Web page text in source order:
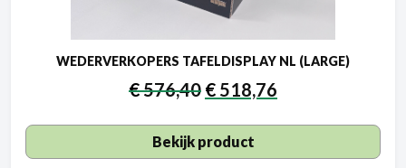
WEDERVERKOPERS TAFELDISPLAY NL (LARGE)
€576,40 € 518,76
Bekijk product